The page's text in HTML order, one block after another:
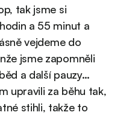
tak jsme si
a 55 minut a
vejdeme do
jsme zapomněli
a další pauzy…
upravili za běhu tak,
stihli, takže to